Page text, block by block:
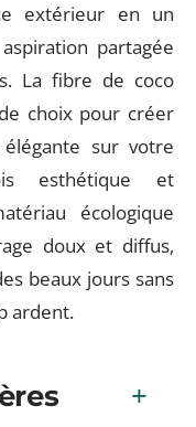
extérieur en un
partagée
La fibre de coco
choix pour créer
sur votre
esthétique et
écologique
doux et diffus,
beaux jours sans
ardent.